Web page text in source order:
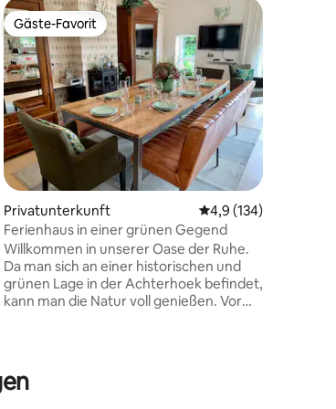
Bewertung: 4,91 von 5, 103 Bewertungen
Gäste-Favorit
Gäste-Favorit
Privatunterkunft Durchschnittliche
4,9 (134)
Ferienhaus in einer grünen Gegend
Willkommen in unserer Oase der Ruhe.
Da man sich an einer historischen und
grünen Lage in der Achterhoek befindet,
kann man die Natur voll genießen. Vor
Persönlichkeiten der Niederlande.